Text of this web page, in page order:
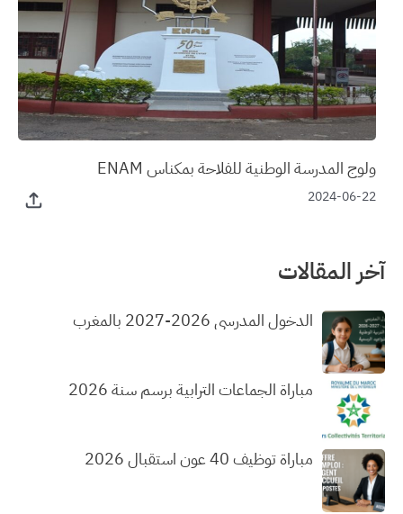
ولوج المدرسة الوطنية للفلاحة بمكناس ENAM
2024-06-22
آخر المقالات
الدخول المدرسي 2026-2027 بالمغرب
مباراة الجماعات الترابية برسم سنة 2026
مباراة توظيف 40 عون استقبال 2026